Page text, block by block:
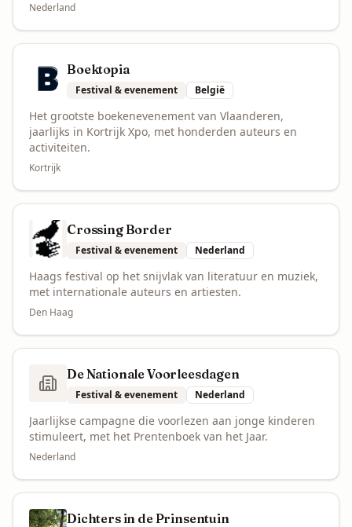
Nederland
Boektopia
Festival & evenement België
Het grootste boekenevenement van Vlaanderen,
jaarlijks in Kortrijk Xpo, met honderden auteurs en
activiteiten.
Kortrijk
Crossing Border
Festival & evenement Nederland
Haags festival op het snijvlak van literatuur en muziek,
met internationale auteurs en artiesten.
Den Haag
De Nationale Voorleesdagen
Festival & evenement Nederland
Jaarlijkse campagne die voorlezen aan jonge kinderen
stimuleert, met het Prentenboek van het Jaar.
Nederland
Dichters in de Prinsentuin